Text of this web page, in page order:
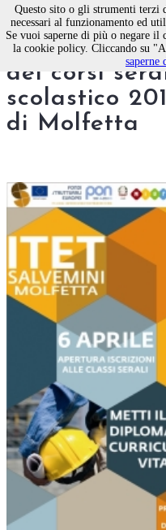
Al via le
dei corsi
scolastico
di Molfetta
Questo sito o gli strumenti terzi
necessari al funzionamento ed
Se vuoi saperne di più o negare il
la cookie policy. Cliccando su
saperne